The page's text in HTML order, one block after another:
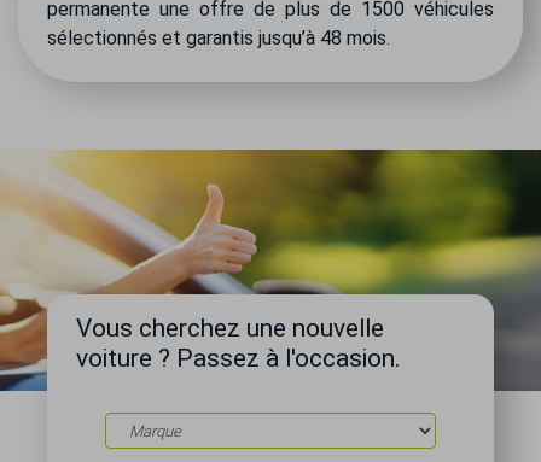
permanente une offre de plus de 1500 véhicules
sélectionnés et garantis jusqu’à 48 mois.
Vous cherchez une nouvelle
voiture ? Passez à l'occasion.